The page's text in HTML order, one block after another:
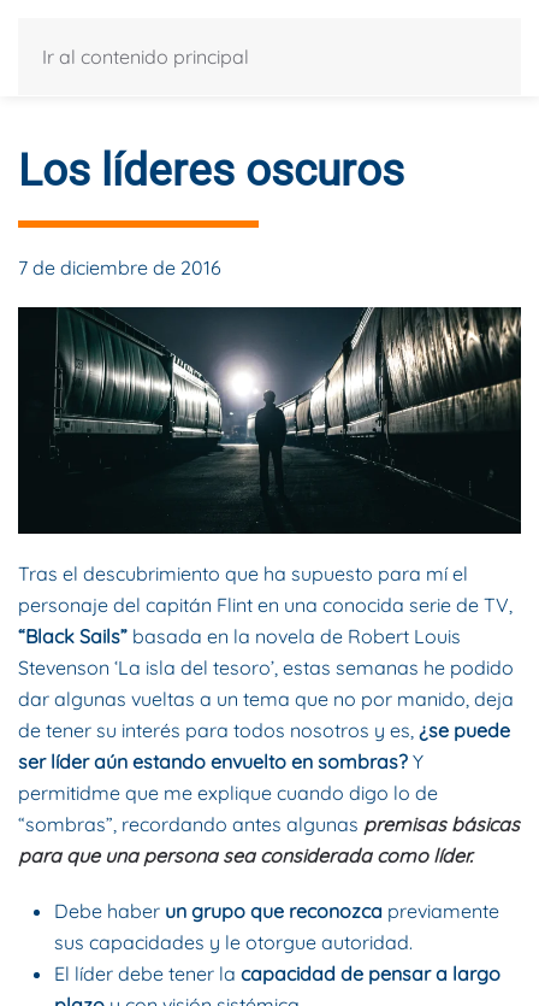
Ir al contenido principal
Los líderes oscuros
7 de diciembre de 2016
Tras el descubrimiento que ha supuesto para mí el
personaje del capitán Flint en una conocida serie de TV,
“Black Sails” basada en la novela de Robert Louis
Stevenson ‘La isla del tesoro’, estas semanas he podido
dar algunas vueltas a un tema que no por manido, deja
de tener su interés para todos nosotros y es, ¿se puede
ser líder aún estando envuelto en sombras? Y
permitidme que me explique cuando digo lo de
“sombras”, recordando antes algunas premisas básicas
para que una persona sea considerada como líder.
Debe haber un grupo que reconozca previamente
sus capacidades y le otorgue autoridad.
El líder debe tener la capacidad de pensar a largo